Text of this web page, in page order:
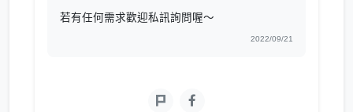
若有任何需求歡迎私訊詢問喔～
2022/09/21